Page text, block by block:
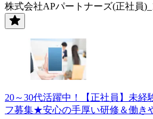
株式会社APパートナーズ(正社員
20～30代活躍中！【正社員】未経
フ募集★安心の手厚い研修＆働き